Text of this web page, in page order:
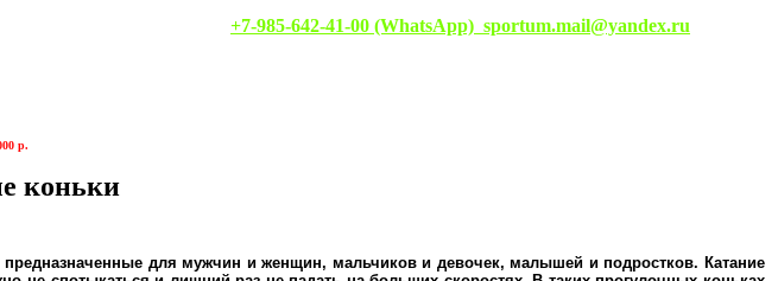
д. 28Ж +7-985-642-41-00 (WhatsApp) sportum.mail@yandex.ru
р.
коньки
для мужчин и женщин, мальчиков и девочек, малышей и подростков. Катание